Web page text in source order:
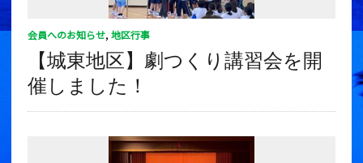
会員へのお知らせ, 地区行事
【城東地区】劇つくり講習会を開
催しました！